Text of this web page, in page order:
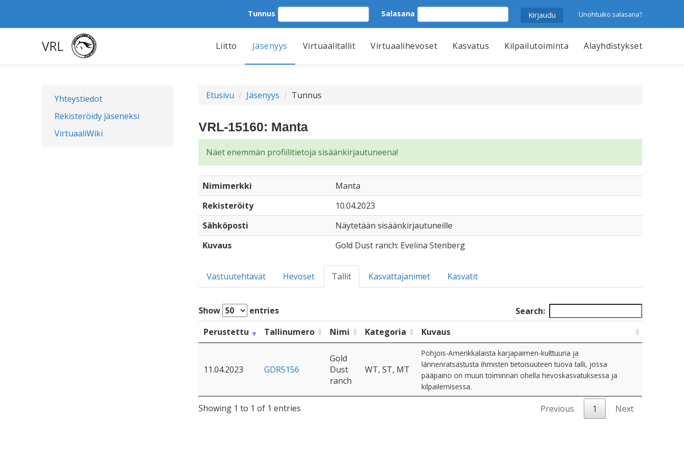
Tunnus Salasana Unohtuiko salasana?
VRL Liitto Jäsenyys Virtuaalitallit Virtuaalihevoset Kasvatus Kilpailutoiminta Alayhdistykset
Yhteystiedot
Rekisteröidy jäseneksi
VirtuaaliWiki
Etusivu Jäsenyys Tunnus
VRL-15160: Manta
Näet enemmän profiilitietoja sisäänkirjautuneena!
Nimimerkki
Manta
Rekisteröity
10.04.2023
Sähköposti
Näytetään sisäänkirjautuneille
Kuvaus
Gold Dust ranch: Evelina Stenberg
Vastuutehtävät Hevoset Tallit Kasvattajanimet Kasvatit
Show entries
Search:
Perustettu
Tallinumero Nimi Kategoria Kuvaus
11.04.2023 GDR5156
Gold
Dust
ranch
WT, ST, MT
Pohjois-Amerikkalaista karjapaimen-kulttuuria ja
lännenratsastusta ihmisten tietoisuuteen tuova talli, jossa
pääpaino on muun toiminnan ohella hevoskasvatuksessa ja
kilpailemisessa.
Showing 1 to 1 of 1 entries Previous 1 Next